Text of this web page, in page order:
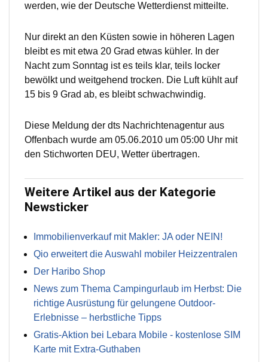
werden, wie der Deutsche Wetterdienst mitteilte.
Nur direkt an den Küsten sowie in höheren Lagen
bleibt es mit etwa 20 Grad etwas kühler. In der
Nacht zum Sonntag ist es teils klar, teils locker
bewölkt und weitgehend trocken. Die Luft kühlt auf
15 bis 9 Grad ab, es bleibt schwachwindig.
Diese Meldung der dts Nachrichtenagentur aus
Offenbach wurde am 05.06.2010 um 05:00 Uhr mit
den Stichworten DEU, Wetter übertragen.
Weitere Artikel aus der Kategorie
Newsticker
Immobilienverkauf mit Makler: JA oder NEIN!
Qio erweitert die Auswahl mobiler Heizzentralen
Der Haribo Shop
News zum Thema Campingurlaub im Herbst: Die
richtige Ausrüstung für gelungene Outdoor-
Erlebnisse – herbstliche Tipps
Gratis-Aktion bei Lebara Mobile - kostenlose SIM
Karte mit Extra-Guthaben